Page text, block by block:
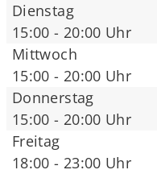
Dienstag
15:00 - 20:00 Uhr
Mittwoch
15:00 - 20:00 Uhr
Donnerstag
15:00 - 20:00 Uhr
Freitag
18:00 - 23:00 Uhr